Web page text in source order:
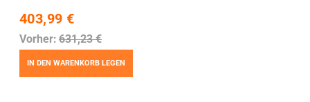
403,99 €
Vorher: 631,23 €
IN DEN WARENKORB LEGEN